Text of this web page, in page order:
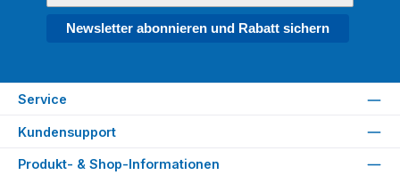
Newsletter abonnieren und Rabatt sichern
Service
Kundensupport
Produkt- & Shop-Informationen